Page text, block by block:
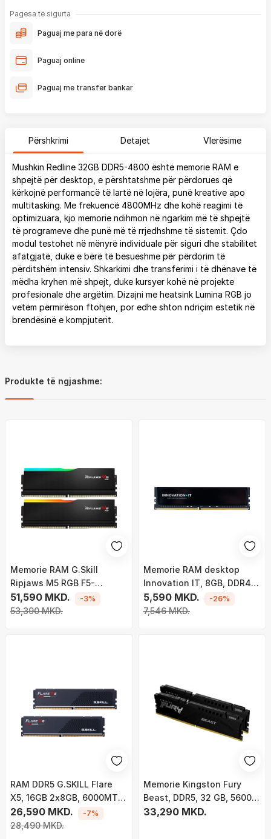
Pagesa të sigurta
Paguaj me para në dorë
Paguaj online
Paguaj me transfer bankar
Përshkrimi Detajet Vlerësime
Mushkin Redline 32GB DDR5-4800 është memorie RAM e
shpejtë për desktop, e përshtatshme për përdorues që
kërkojnë performancë të lartë në lojëra, punë kreative apo
multitasking. Me frekuencë 4800MHz dhe kohë reagimi të
optimizuara, kjo memorie ndihmon në ngarkim më të shpejtë
të programeve dhe punë më të rrjedhshme të sistemit. Çdo
modul testohet në mënyrë individuale për siguri dhe stabilitet
afatgjatë, duke e bërë të besueshme për përdorim të
përditshëm intensiv. Shkarkimi dhe transferimi i të dhënave të
mëdha kryhen më shpejt, duke kursyer kohë në projekte
profesionale dhe argëtim. Dizajni me heatsink Lumina RGB jo
vetëm përmirëson ftohjen, por edhe shton ndriçim estetik në
brendësinë e kompjuterit.
Produkte të ngjashme:
Memorie RAM G.Skill
Ripjaws M5 RGB F5-
6000J3636F16GX2-RM5RK,
DDR5, 32GB, 6000MHz
51,590 MKD.
53,390 MKD.
-3%
Memorie RAM desktop
Innovation IT, 8GB, DDR4
3200MHz, me
heatspreader
5,590 MKD.
7,546 MKD.
-26%
RAM DDR5 G.SKILL Flare
X5, 16GB 2x8GB, 6000MT/s
CL30, i zi
26,590 MKD.
28,490 MKD.
-7%
Memorie Kingston Fury
Beast, DDR5, 32 GB, 5600
MHz, CL36,
33,290 MKD.